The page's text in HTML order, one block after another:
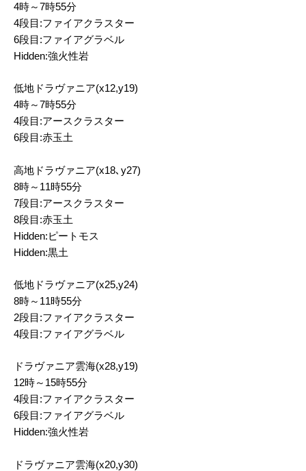
4時～7時55分
4段目:ファイアクラスター
6段目:ファイアグラベル
Hidden:強火性岩
低地ドラヴァニア(x12,y19)
4時～7時55分
4段目:アースクラスター
6段目:赤玉土
高地ドラヴァニア(x18､y27)
8時～11時55分
7段目:アースクラスター
8段目:赤玉土
Hidden:ピートモス
Hidden:黒土
低地ドラヴァニア(x25,y24)
8時～11時55分
2段目:ファイアクラスター
4段目:ファイアグラベル
ドラヴァニア雲海(x28,y19)
12時～15時55分
4段目:ファイアクラスター
6段目:ファイアグラベル
Hidden:強火性岩
ドラヴァニア雲海(x20,y30)